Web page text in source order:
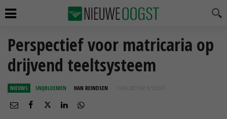
Perspectief voor matricaria op
drijvend teeltsysteem
NIEUWS SNIJBLOEMEN HAN REINDSEN 11 AUG 2021 OM 16:52